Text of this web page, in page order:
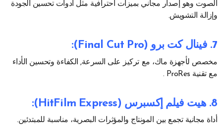
الصوت وهو إصدار مجاني بميزات احترافية مثل أدوات تحسين الجودة
وإزالة التشويش.
7. فينال كت برو (Final Cut Pro) :
مخصص لأجهزة ماك، مع تركيز على السرعة, الكفاءة وتحسين الأداء
مع تقنية ProRes .
8. هيت فيلم إكسبرس (HitFilm Express) :
أداة مجانية تجمع بين المونتاج والمؤثرات البصرية، مناسبة للمبتدئين.